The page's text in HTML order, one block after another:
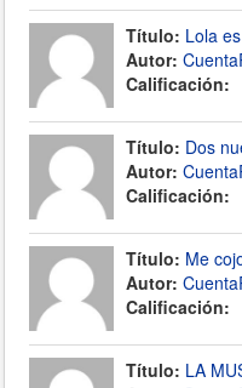
Título: Lola
Autor:
Calificación:
Título: Dos
Autor:
Calificación:
Título: Me
Autor:
Calificación:
Título: LA